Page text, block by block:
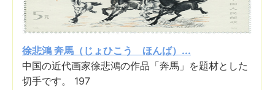
徐悲鴻 奔馬（じょひこう ほんば）...
中国の近代画家徐悲鴻の作品「奔馬」を題材とした
切手です。 197